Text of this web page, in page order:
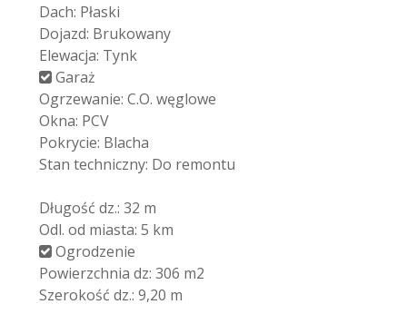
Dach: Płaski
Dojazd: Brukowany
Elewacja: Tynk
Garaż
Ogrzewanie: C.O. węglowe
Okna: PCV
Pokrycie: Blacha
Stan techniczny: Do remontu
Długość dz.: 32 m
Odl. od miasta: 5 km
Ogrodzenie
Powierzchnia dz: 306 m2
Szerokość dz.: 9,20 m